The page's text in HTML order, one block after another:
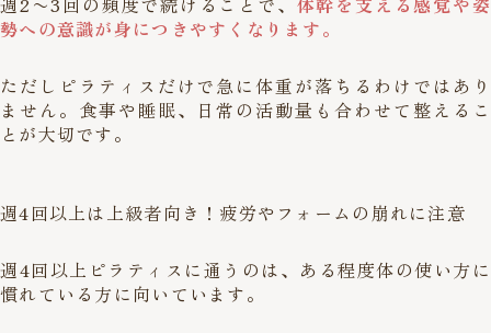
勢への意識が身につきやすくなります。
ただしピラティスだけで急に体重が落ちるわけではあり
ません。食事や睡眠、日常の活動量も合わせて整えるこ
とが大切です。
週4回以上は上級者向き！疲労やフォームの崩れに注意
週4回以上ピラティスに通うのは、ある程度体の使い方に
慣れている方に向いています。